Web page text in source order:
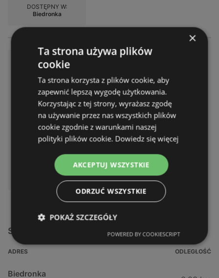
DOSTĘPNY W:
Biedronka
Atrakcyjne oferty specjalne dl
Gazetka – 2 strony
Gazetka ważna do: 08.08.2026
Odległość: 0,23 km
DOSTĘPNY W:
Sklepy Biedronka w pobliżu
ADRES ODLEGŁOŚĆ
Biedronka
×
Ta strona używa plików
cookie
Ta strona korzysta z plików cookie, aby
zapewnić lepszą wygodę użytkowania.
Korzystając z tej strony, wyrażasz zgodę
na używanie przez nas wszystkich plików
cookie zgodnie z warunkami naszej
polityki plików cookie. Dowiedz się więcej
AKCEPTUJ WSZYSTKIE
ODRZUĆ WSZYSTKIE
POKAŻ SZCZEGÓŁY
POWERED BY COOKIESCRIPT